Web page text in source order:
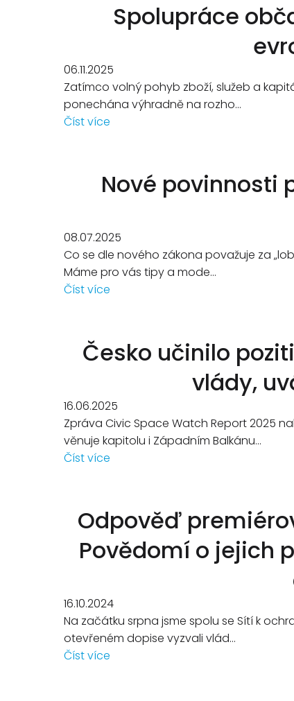
Spolupráce
06.11.2025
Zatímco volný pohyb zboží, služeb a
ponechána výhradně na rozho...
Číst více
Nové povinnosti
08.07.2025
Co se dle nového zákona považuje za
Máme pro vás tipy a mode...
Číst více
Česko učinilo
vlády,
16.06.2025
Zpráva Civic Space Watch Report 2025
věnuje kapitolu i Západním Balkánu...
Číst více
Odpověď
Povědomí o jejich
16.10.2024
Na začátku srpna jsme spolu se Sítí k
otevřeném dopise vyzvali vlád...
Číst více